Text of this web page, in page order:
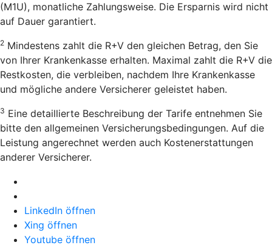
(M1U), monatliche Zahlungsweise. Die Ersparnis wird nicht
auf Dauer garantiert.
2 Mindestens zahlt die R+V den gleichen Betrag, den Sie
von Ihrer Krankenkasse erhalten. Maximal zahlt die R+V die
Restkosten, die verbleiben, nachdem Ihre Krankenkasse
und mögliche andere Versicherer geleistet haben.
3 Eine detaillierte Beschreibung der Tarife entnehmen Sie
bitte den allgemeinen Versicherungsbedingungen. Auf die
Leistung angerechnet werden auch Kostenerstattungen
anderer Versicherer.
LinkedIn öffnen
Xing öffnen
Youtube öffnen